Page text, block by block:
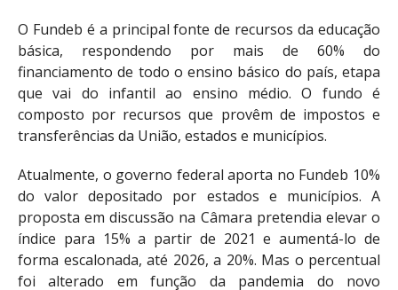
O Fundeb é a principal fonte de recursos da educação
básica, respondendo por mais de 60% do
financiamento de todo o ensino básico do país, etapa
que vai do infantil ao ensino médio. O fundo é
composto por recursos que provêm de impostos e
transferências da União, estados e municípios.
Atualmente, o governo federal aporta no Fundeb 10%
do valor depositado por estados e municípios. A
proposta em discussão na Câmara pretendia elevar o
índice para 15% a partir de 2021 e aumentá-lo de
forma escalonada, até 2026, a 20%. Mas o percentual
foi alterado em função da pandemia do novo